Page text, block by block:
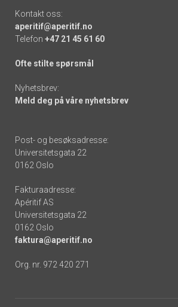
Kontakt oss:
aperitif@aperitif.no
Telefon +47 21 45 61 60
Ofte stilte spørsmål
Nyhetsbrev:
Meld deg på våre nyhetsbrev
Post- og besøksadresse:
Universitetsgata 22
0162 Oslo
Fakturaadresse:
Apéritif AS
Universitetsgata 22
0162 Oslo
faktura@aperitif.no
Org. nr. 972 420 271